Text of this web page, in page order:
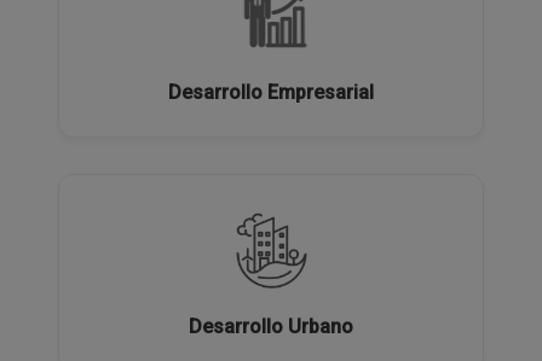
Desarrollo Empresarial
Desarrollo Urbano